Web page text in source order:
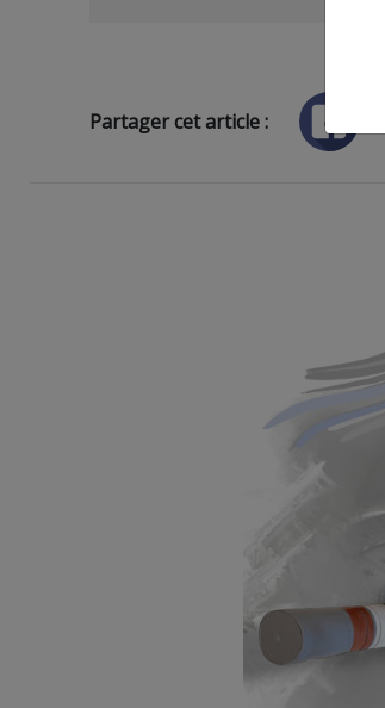
Partager cet article :